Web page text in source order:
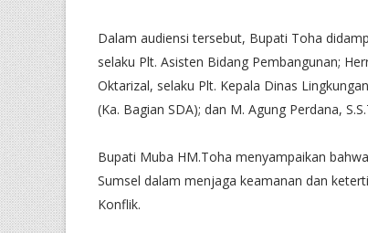
Dalam audiensi tersebut, Bupati Toha
selaku Plt. Asisten Bidang Pembangunan;
Oktarizal, selaku Plt. Kepala Dinas
(Ka. Bagian SDA); dan M. Agung Perdana,
Bupati Muba HM.Toha menyampaikan
Sumsel dalam menjaga keamanan dan
Konflik.